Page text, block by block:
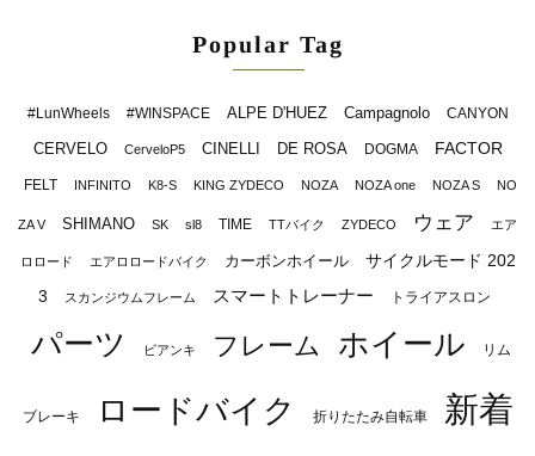
Popular Tag
#LunWheels #WINSPACE ALPE D'HUEZ Campagnolo CANYON
CERVELO CerveloP5 CINELLI DE ROSA DOGMA FACTOR
FELT INFINITO K8-S KING ZYDECO NOZA NOZA one NOZA S NO
ZA V SHIMANO SK sl8 TIME TTバイク ZYDECO ウェア エア
ロロード エアロロードバイク カーボンホイール
サイクルモード 202
3
スカンジウムフレーム スマートトレーナー トライアスロン
パーツ ビアンキ フレーム ホイール リム
ブレーキ ロードバイク 折りたたみ自転車
新着